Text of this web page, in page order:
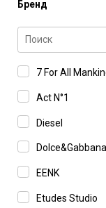
Бренд
7 For All
Act N°1
Diesel
Dolce&Gabbana
EENK
Etudes Studio